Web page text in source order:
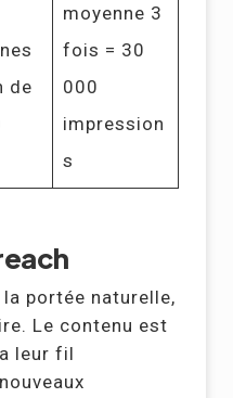
de
moyenne 3
fois = 30
000
impression
s
la portée naturelle,
Le contenu est
leur fil